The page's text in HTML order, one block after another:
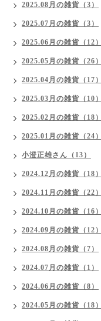
2025.08月の雑貨（3）
2025.07月の雑貨（3）
2025.06月の雑貨（12）
2025.05月の雑貨（26）
2025.04月の雑貨（17）
2025.03月の雑貨（10）
2025.02月の雑貨（18）
2025.01月の雑貨（24）
小澄正雄さん（13）
2024.12月の雑貨（18）
2024.11月の雑貨（22）
2024.10月の雑貨（16）
2024.09月の雑貨（12）
2024.08月の雑貨（7）
2024.07月の雑貨（1）
2024.06月の雑貨（8）
2024.05月の雑貨（18）